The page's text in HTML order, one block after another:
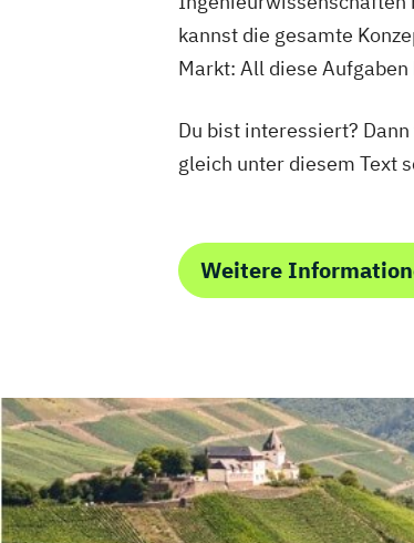
kannst die gesamte
Markt: All diese
Du bist interessiert?
gleich unter diesem Text
Weitere